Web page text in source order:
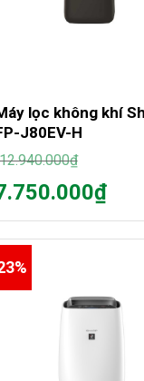
lọc không khí
J80EV-H
₫
₫